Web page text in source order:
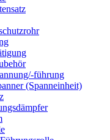
führung
(Spanneinheit)